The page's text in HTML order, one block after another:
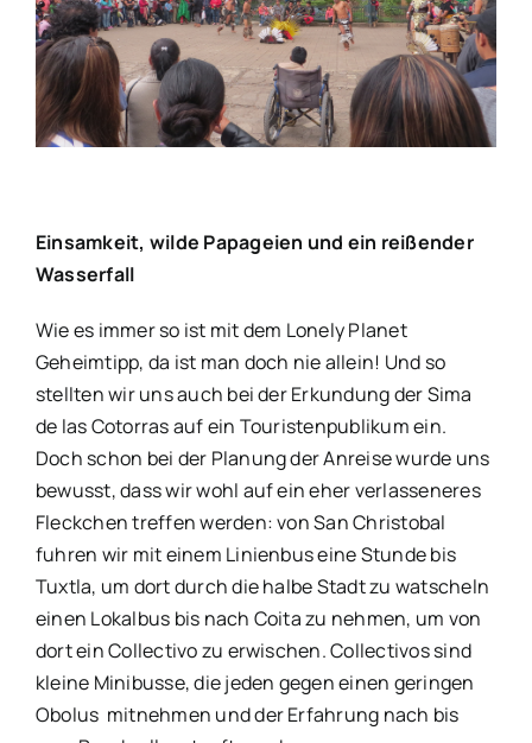
Einsamkeit, wilde Papageien und ein reißender
Wasserfall
Wie es immer so ist mit dem Lonely Planet
Geheimtipp, da ist man doch nie allein! Und so
stellten wir uns auch bei der Erkundung der Sima
de las Cotorras auf ein Touristenpublikum ein.
Doch schon bei der Planung der Anreise wurde uns
bewusst, dass wir wohl auf ein eher verlasseneres
Fleckchen treffen werden: von San Christobal
fuhren wir mit einem Linienbus eine Stunde bis
Tuxtla, um dort durch die halbe Stadt zu watscheln
einen Lokalbus bis nach Coita zu nehmen, um von
dort ein Collectivo zu erwischen. Collectivos sind
kleine Minibusse, die jeden gegen einen geringen
Obolus mitnehmen und der Erfahrung nach bis